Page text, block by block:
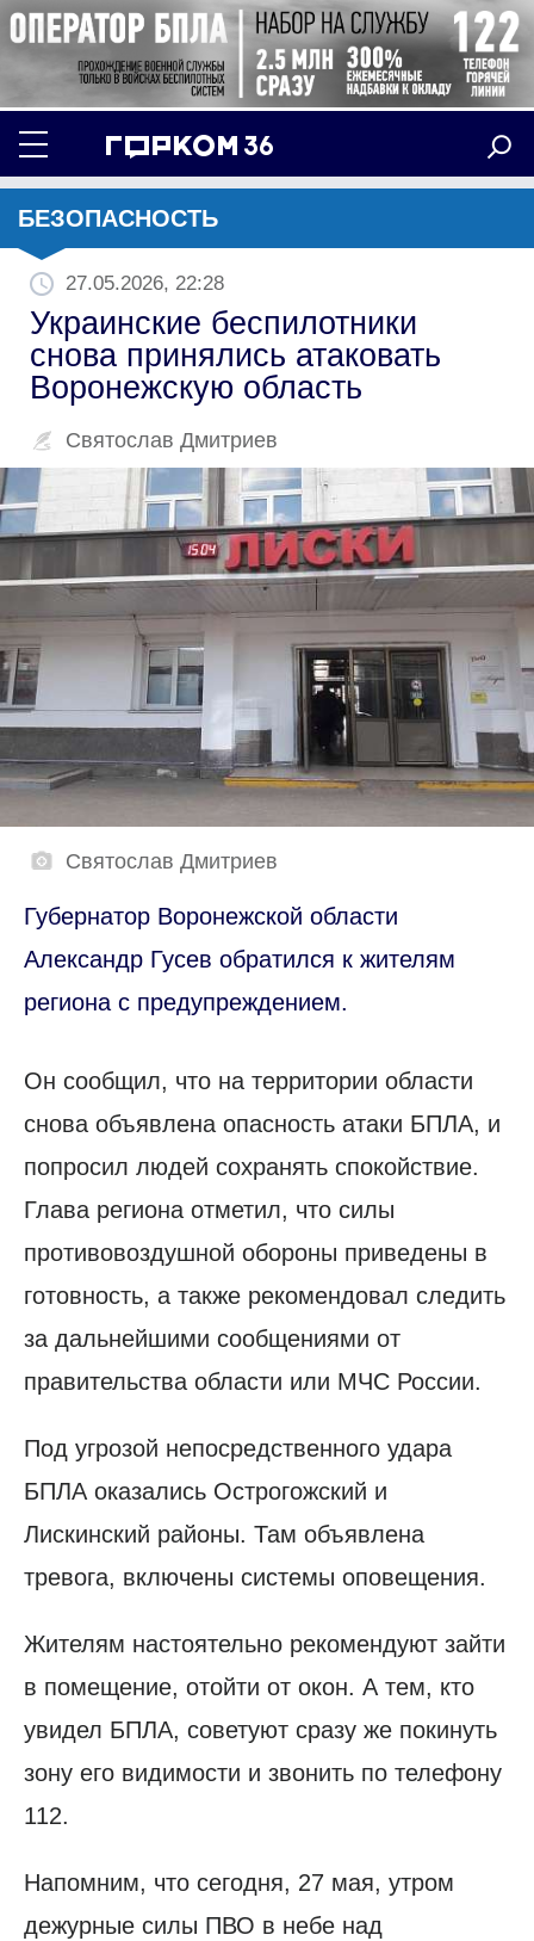
БЕЗОПАСНОСТЬ
27.05.2026, 22:28
Украинские беспилотники
снова принялись атаковать
Воронежскую область
Святослав Дмитриев
Святослав Дмитриев
Губернатор Воронежской области
Александр Гусев обратился к жителям
региона с предупреждением.
Он сообщил, что на территории области
снова объявлена опасность атаки БПЛА, и
попросил людей сохранять спокойствие.
Глава региона отметил, что силы
противовоздушной обороны приведены в
готовность, а также рекомендовал следить
за дальнейшими сообщениями от
правительства области или МЧС России.
Под угрозой непосредственного удара
БПЛА оказались Острогожский и
Лискинский районы. Там объявлена
тревога, включены системы оповещения.
Жителям настоятельно рекомендуют зайти
в помещение, отойти от окон. А тем, кто
увидел БПЛА, советуют сразу же покинуть
зону его видимости и звонить по телефону
112.
Напомним, что сегодня, 27 мая, утром
дежурные силы ПВО в небе над